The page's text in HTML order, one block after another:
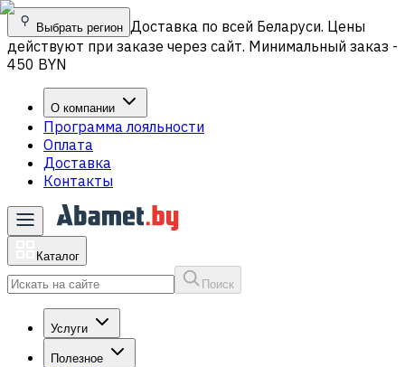
Выбрать регион Доставка по всей Беларуси. Цены
действуют при заказе через сайт. Минимальный заказ -
450 BYN
О компании
Программа лояльности
Оплата
Доставка
Контакты
Каталог
Поиск
Услуги
Полезное